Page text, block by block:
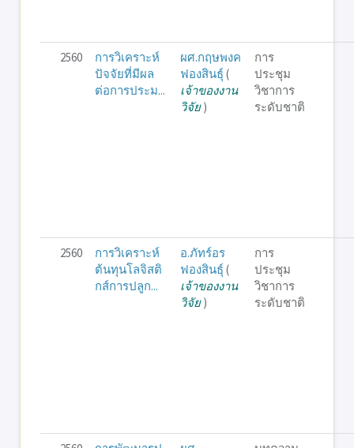
2560
การวิเคราะห์
ปัจจัยที่มีผล
ต่อการประม...
ผศ.กฤษพงค
ฟองสินธุ์(
เจ้าของงาน
วิจัย)
การ
ประชุม
วิชาการ
ระดับชาติ
2560
การวิเคราะห์
ต้นทุนโลจิสติ
กส์การปลูก...
อ.ภัทร์อร
ฟองสินธุ์(
เจ้าของงาน
วิจัย)
การ
ประชุม
วิชาการ
ระดับชาติ